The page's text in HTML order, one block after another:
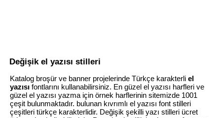
Değişik el yazısı stilleri
Katalog broşür ve banner projelerinde Türkçe karakterli el
yazısı fontlarını kullanabilirsiniz. En güzel el yazısı harfleri ve
güzel el yazısı yazma için örnek harflerinin sitemizde 1001
çeşit bulunmaktadır. bulunan kıvrımlı el yazısı font stilleri
çeşitleri türkçe karakterlidir. Değişik şekilli yazı stilleri ücret